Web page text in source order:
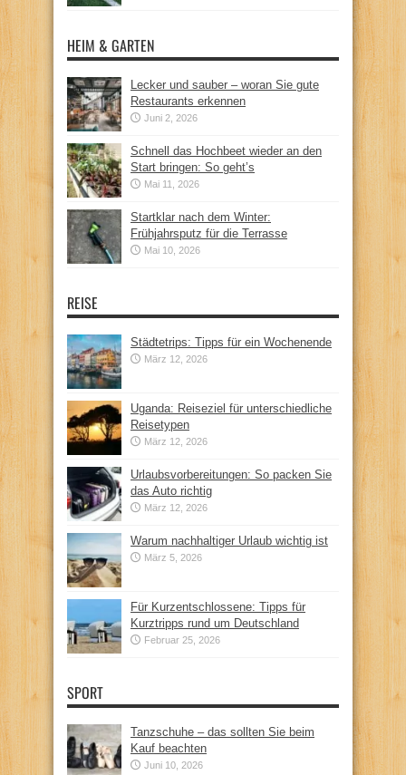
HEIM & GARTEN
Lecker und sauber – woran Sie gute
Restaurants erkennen
Juni 2, 2026
Schnell das Hochbeet wieder an den
Start bringen: So geht’s
Mai 11, 2026
Startklar nach dem Winter:
Frühjahrsputz für die Terrasse
Mai 10, 2026
REISE
Städtetrips: Tipps für ein Wochenende
März 12, 2026
Uganda: Reiseziel für unterschiedliche
Reisetypen
März 12, 2026
Urlaubsvorbereitungen: So packen Sie
das Auto richtig
März 12, 2026
Warum nachhaltiger Urlaub wichtig ist
März 5, 2026
Für Kurzentschlossene: Tipps für
Kurztripps rund um Deutschland
Februar 25, 2026
SPORT
Tanzschuhe – das sollten Sie beim
Kauf beachten
Juni 10, 2026